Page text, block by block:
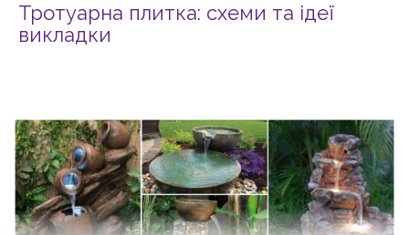
Тротуарна плитка: схеми та ідеї
викладки